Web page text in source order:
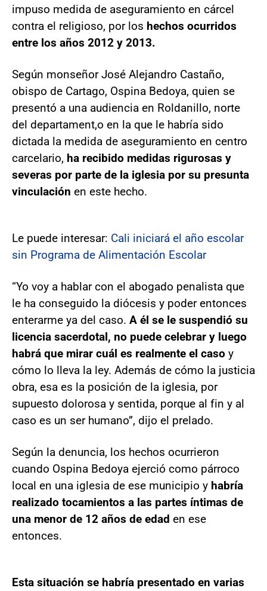
impuso medida de aseguramiento en cárcel
contra el religioso, por los hechos ocurridos
entre los años 2012 y 2013.
Según monseñor José Alejandro Castaño,
obispo de Cartago, Ospina Bedoya, quien se
presentó a una audiencia en Roldanillo, norte
del departament,o en la que le habría sido
dictada la medida de aseguramiento en centro
carcelario, ha recibido medidas rigurosas y
severas por parte de la iglesia por su presunta
vinculación en este hecho.
Le puede interesar: Cali iniciará el año escolar
sin Programa de Alimentación Escolar
“Yo voy a hablar con el abogado penalista que
le ha conseguido la diócesis y poder entonces
enterarme ya del caso. A él se le suspendió su
licencia sacerdotal, no puede celebrar y luego
habrá que mirar cuál es realmente el caso y
cómo lo lleva la ley. Además de cómo la justicia
obra, esa es la posición de la iglesia, por
supuesto dolorosa y sentida, porque al fin y al
caso es un ser humano”, dijo el prelado.
Según la denuncia, los hechos ocurrieron
cuando Ospina Bedoya ejerció como párroco
local en una iglesia de ese municipio y habría
realizado tocamientos a las partes íntimas de
una menor de 12 años de edad en ese
entonces.
Esta situación se habría presentado en varias